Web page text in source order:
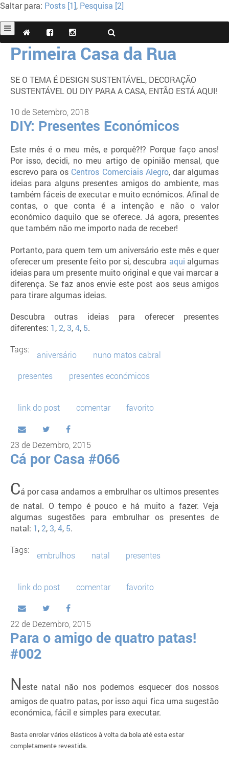
Saltar para: Posts [1], Pesquisa [2]
Primeira Casa da Rua
SE O TEMA É DESIGN SUSTENTÁVEL, DECORAÇÃO
SUSTENTÁVEL OU DIY PARA A CASA, ENTÃO ESTÁ AQUI!
10 de Setembro, 2018
DIY: Presentes Económicos
Este mês é o meu mês, e porquê?!? Porque faço anos!
Por isso, decidi, no meu artigo de opinião mensal, que
escrevo para os Centros Comerciais Alegro, dar algumas
ideias para alguns presentes amigos do ambiente, mas
também fáceis de executar e muito ecnómicos. Afinal de
contas, o que conta é a intenção e não o valor
económico daquilo que se oferece. Já agora, presentes
que também não me importo nada de receber!
Portanto, para quem tem um aniversário este mês e quer
oferecer um presente feito por si, descubra aqui algumas
ideias para um presente muito original e que vai marcar a
diferença. Se faz anos envie este post aos seus amigos
para tirare algumas ideias.
Descubra outras ideias para oferecer presentes
diferentes: 1 , 2, 3, 4, 5.
Tags:
aniversário nuno matos cabral
presentes presentes económicos
link do post comentar favorito
23 de Dezembro, 2015
Cá por Casa #066
Cá por casa andamos a embrulhar os ultimos presentes
de natal. O tempo é pouco e há muito a fazer. Veja
algumas sugestões para embrulhar os presentes de
natal: 1 , 2, 3, 4, 5.
Tags:
embrulhos natal presentes
link do post comentar favorito
22 de Dezembro, 2015
Para o amigo de quatro patas!
#002
Neste natal não nos podemos esquecer dos nossos
amigos de quatro patas, por isso aqui fica uma sugestão
económica, fácil e simples para executar.
Basta enrolar vários elásticos à volta da bola até esta estar
completamente revestida.